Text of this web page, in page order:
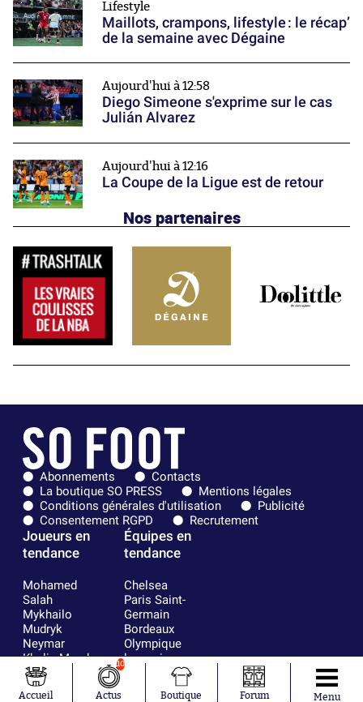
Lifestyle
Maillots, crampons, lifestyle : le récap’
de la semaine avec Dégaine
Aujourd'hui à 12:58
Diego Simeone s'exprime sur le cas
Julián Alvarez
Aujourd'hui à 12:16
La Coupe de la Ligue est de retour
Nos partenaires
Abonnements
Contacts
La boutique SO PRESS
Mentions légales
Conditions générales d'utilisation
Publicité
Consentement RGPD
Recrutement
Joueurs en
tendance
Mohamed
Salah
Mykhailo
Mudryk
Neymar
Khalis Merah
Loïs Openda
Moussa
Équipes en
tendance
Chelsea
Paris Saint-
Germain
Bordeaux
Olympique
lyonnais
FIFA
Real Madrid
Accueil
10
Actus Boutique Forum Menu